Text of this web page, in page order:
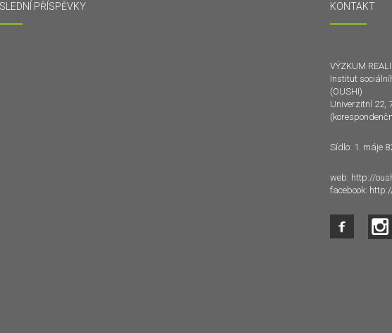
PŘÍSPĚVKY KONTAKT
VÝZKUM
Institut
(OUSHI)
Univerzitní 22,
Sídlo: 1. máje
web: http://
facebook: